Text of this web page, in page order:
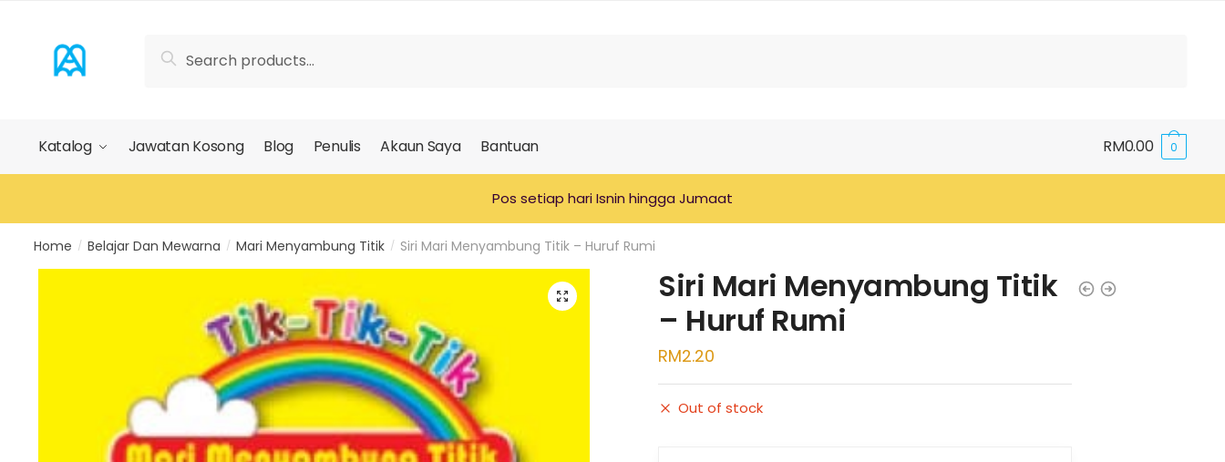
navigation
content
for:
Search
Katalog Jawatan Kosong Blog Penulis Akaun Saya Bantuan RM0.00 0
Pos setiap hari Isnin hingga Jumaat
Home / Belajar Dan Mewarna / Mari Menyambung Titik / Siri Mari Menyambung Titik – Huruf Rumi
🔍
Siri Mari Menyambung Titik
– Huruf Rumi
RM2.20
Out of stock